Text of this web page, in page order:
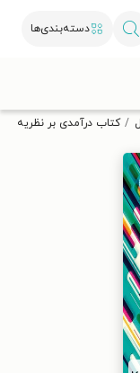
دسته‌بندی‌ها
کتاب درآمدی بر نظریه